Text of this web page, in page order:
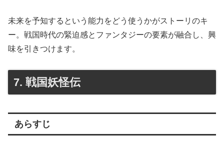
未来を予知するという能力をどう使うかがストーリのキ
ー。戦国時代の緊迫感とファンタジーの要素が融合し、興
味を引きつけます。
7. 戦国妖怪伝
あらすじ